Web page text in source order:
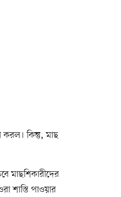
করল। কিন্তু, মাছ
মাছশিকারীদের
শাস্তি পাওয়ার